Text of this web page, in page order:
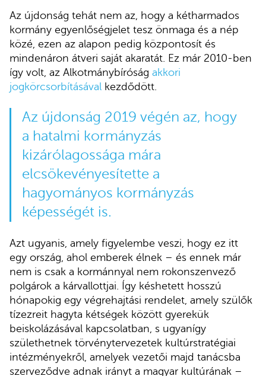
Az újdonság tehát nem az, hogy a kétharmados
kormány egyenlőségjelet tesz önmaga és a nép
közé, ezen az alapon pedig központosít és
mindenáron átveri saját akaratát. Ez már 2010-ben
így volt, az Alkotmánybíróság akkori
jogkörcsorbításával kezdődött.
Az újdonság 2019 végén az, hogy
a hatalmi kormányzás
kizárólagossága mára
elcsökevényesítette a
hagyományos kormányzás
képességét is.
Azt ugyanis, amely figyelembe veszi, hogy ez itt
egy ország, ahol emberek élnek – és ennek már
nem is csak a kormánnyal nem rokonszenvező
polgárok a kárvallottjai. Így késhetett hosszú
hónapokig egy végrehajtási rendelet, amely szülők
tízezreit hagyta kétségek között gyerekük
beiskolázásával kapcsolatban, s ugyanígy
születhetnek törvénytervezetek kultúrstratégiai
intézményekről, amelyek vezetői majd tanácsba
szerveződve adnak irányt a magyar kultúrának –